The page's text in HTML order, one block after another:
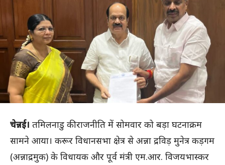
चेन्नई। तमिलनाडु की राजनीति में सोमवार को बड़ा घटनाक्रम
सामने आया। करूर विधानसभा क्षेत्र से अन्ना द्रविड़ मुनेत्र कड़गम
(अन्नाद्रमुक) के विधायक और पूर्व मंत्री एम.आर. विजयभास्कर